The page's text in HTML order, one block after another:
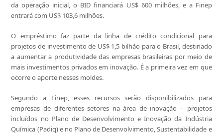
da operação inicial, o BID financiará US$ 600 milhões, e a Finep
entrará com US$ 103,6 milhões.
O empréstimo faz parte da linha de crédito condicional para
projetos de investimento de US$ 1,5 bilhão para o Brasil, destinado
a aumentar a produtividade das empresas brasileiras por meio de
mais investimentos privados em inovação. É a primeira vez em que
ocorre o aporte nesses moldes.
Segundo a Finep, esses recursos serão disponibilizados para
empresas de diferentes setores na área de inovação – projetos
incluídos no Plano de Desenvolvimento e Inovação da Indústria
Química (Padiq) e no Plano de Desenvolvimento, Sustentabilidade e